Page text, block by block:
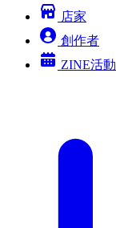
店家
創作者
ZINE活動